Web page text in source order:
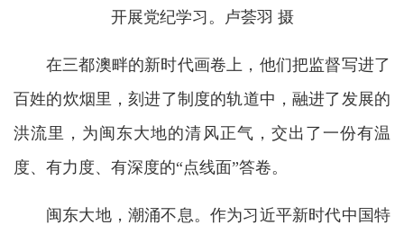
开展党纪学习。卢荟羽 摄
在三都澳畔的新时代画卷上，他们把监督写进了
百姓的炊烟里，刻进了制度的轨道中，融进了发展的
洪流里，为闽东大地的清风正气，交出了一份有温
度、有力度、有深度的“点线面”答卷。
闽东大地，潮涌不息。作为习近平新时代中国特